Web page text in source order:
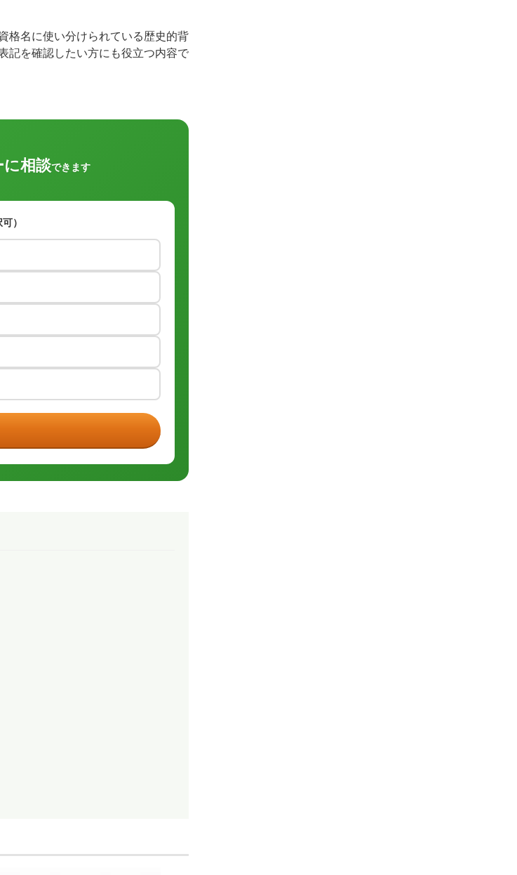
格名に使い分けられている歴史的背
記を確認したい方にも役立つ内容で
相談できます
）